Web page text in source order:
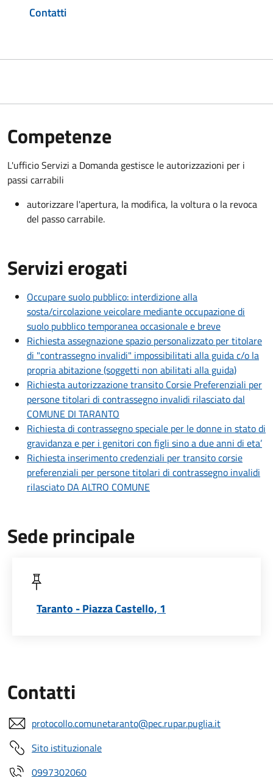
Contatti
Competenze
L'ufficio Servizi a Domanda gestisce le autorizzazioni per i
passi carrabili
autorizzare l'apertura, la modifica, la voltura o la revoca
del passo carrabile.
Servizi erogati
Occupare suolo pubblico: interdizione alla
sosta/circolazione veicolare mediante occupazione di
suolo pubblico temporanea occasionale e breve
Richiesta assegnazione spazio personalizzato per titolare
di "contrassegno invalidi" impossibilitati alla guida c/o la
propria abitazione (soggetti non abilitati alla guida)
Richiesta autorizzazione transito Corsie Preferenziali per
persone titolari di contrassegno invalidi rilasciato dal
COMUNE DI TARANTO
Richiesta di contrassegno speciale per le donne in stato di
gravidanza e per i genitori con figli sino a due anni di eta’
Richiesta inserimento credenziali per transito corsie
preferenziali per persone titolari di contrassegno invalidi
rilasciato DA ALTRO COMUNE
Sede principale
Taranto - Piazza Castello, 1
Contatti
protocollo.comunetaranto@pec.rupar.puglia.it
Sito istituzionale
0997302060